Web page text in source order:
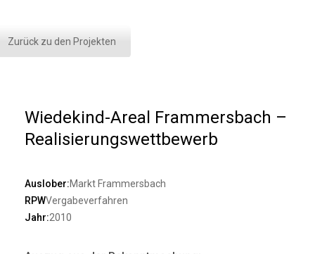
Zurück zu den Projekten
Wiedekind-Areal Frammersbach –
Realisierungswettbewerb
Auslober:Markt Frammersbach
RPWVergabeverfahren
Jahr:2010